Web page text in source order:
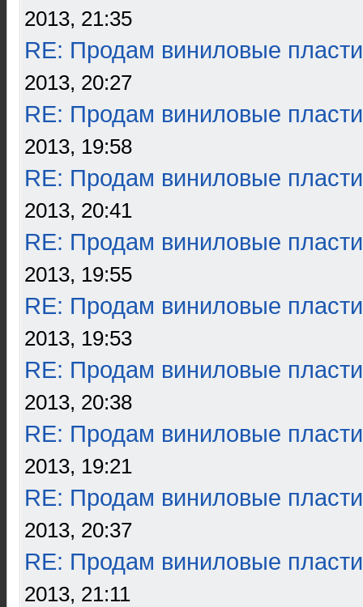
2013, 21:35
RE: Продам виниловые
2013, 20:27
RE: Продам виниловые
2013, 19:58
RE: Продам виниловые
2013, 20:41
RE: Продам виниловые
2013, 19:55
RE: Продам виниловые
2013, 19:53
RE: Продам виниловые
2013, 20:38
RE: Продам виниловые
2013, 19:21
RE: Продам виниловые
2013, 20:37
RE: Продам виниловые
2013, 21:11